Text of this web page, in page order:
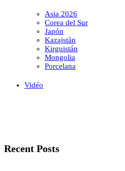
Asia 2026
Corea del Sur
Japón
Kazajstán
Kirguistán
Mongolia
Porcelana
Vidéo
Recent Posts